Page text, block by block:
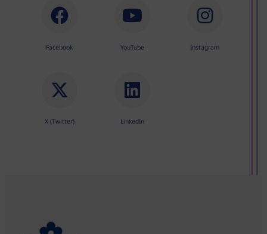
Facebook YouTube Instagram
X (Twitter) LinkedIn